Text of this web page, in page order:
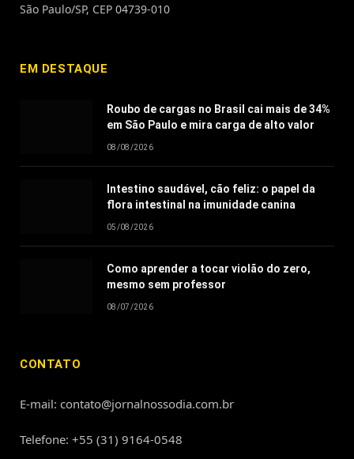
São Paulo/SP, CEP 04739-010
EM DESTAQUE
Roubo de cargas no Brasil cai mais de 34%
em São Paulo e mira carga de alto valor
08/08/2026
Intestino saudável, cão feliz: o papel da
flora intestinal na imunidade canina
05/08/2026
Como aprender a tocar violão do zero,
mesmo sem professor
08/07/2026
CONTATO
E-mail: contato@jornalnossodia.com.br
Telefone: +55 (31) 9164-0548